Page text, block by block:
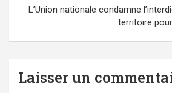
L’Union nationale condamne
territoire
Laisser un